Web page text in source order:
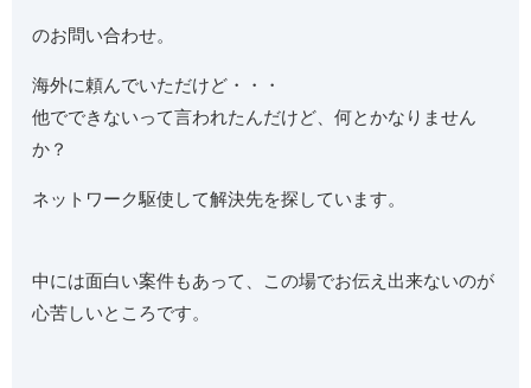
のお問い合わせ。
海外に頼んでいただけど・・・
他でできないって言われたんだけど、何とかなりません
か？
ネットワーク駆使して解決先を探しています。
中には面白い案件もあって、この場でお伝え出来ないのが
心苦しいところです。